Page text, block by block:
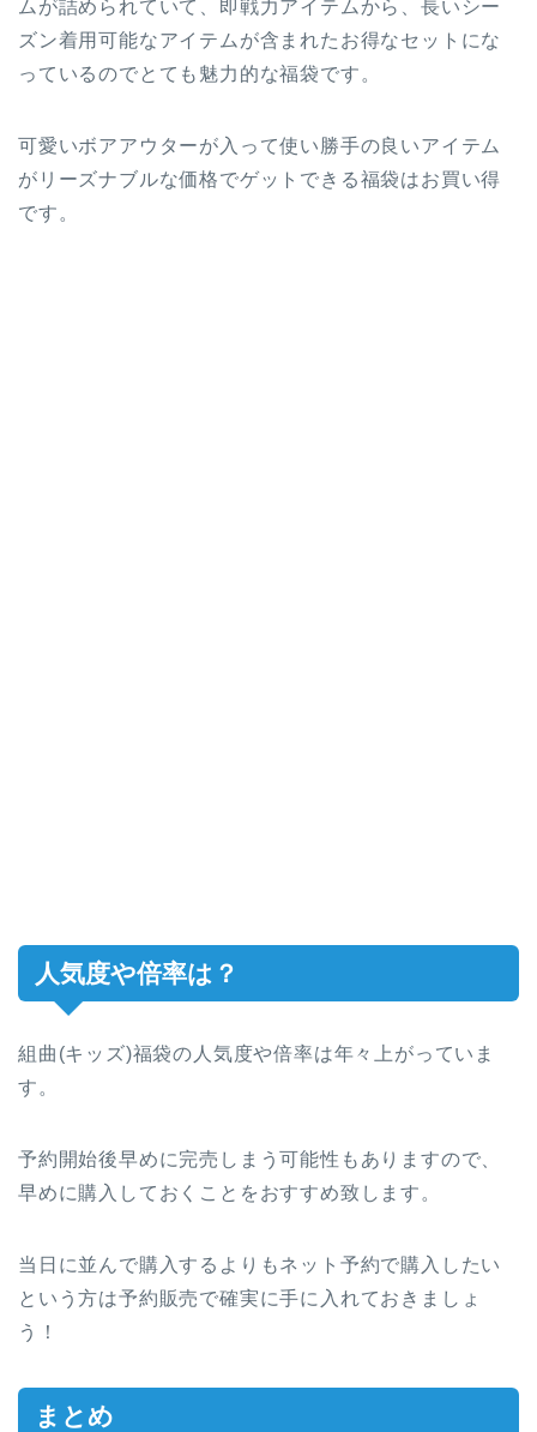
ムが詰められていて、即戦力アイテムから、長いシー
ズン着用可能なアイテムが含まれたお得なセットにな
っているのでとても魅力的な福袋です。
可愛いボアアウターが入って使い勝手の良いアイテム
がリーズナブルな価格でゲットできる福袋はお買い得
です。
人気度や倍率は？
組曲(キッズ)福袋の人気度や倍率は年々上がっていま
す。
予約開始後早めに完売しまう可能性もありますので、
早めに購入しておくことをおすすめ致します。
当日に並んで購入するよりもネット予約で購入したい
という方は予約販売で確実に手に入れておきましょ
う！
まとめ